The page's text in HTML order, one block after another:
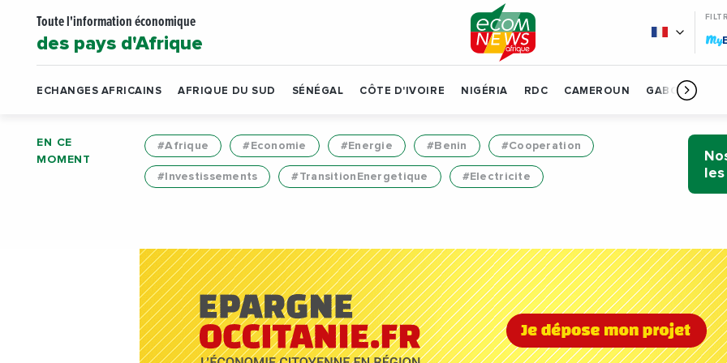
Toute l'information économique
des pays d'Afrique My
ECHANGES AFRICAINS AFRIQUE DU SUD SÉNÉGAL CÔTE D'IVOIRE NIGÉRIA RDC CAMEROUN GABON
EN CE
MOMENT
#Afrique #Economie #Energie #Benin #Cooperation
#Investissements #TransitionEnergetique #Electricite